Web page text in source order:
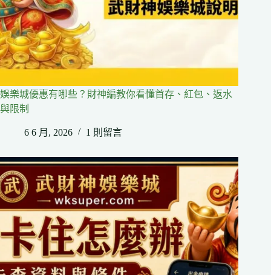
娛樂城優惠有哪些？財神編教你看懂首存、紅包、返水
與限制
6 6 月, 2026 1 則留言